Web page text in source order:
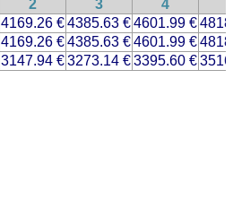
2 3 4
4169.26 €4385.63 €4601.99 €
4169.26 €4385.63 €4601.99 €
3147.94 €3273.14 €3395.60 €